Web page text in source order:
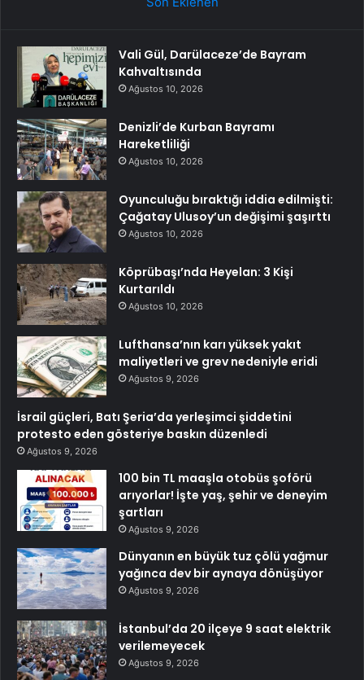
Vali Gül, Darülaceze’de Bayram
Kahvaltısında
Ağustos 10, 2026
Denizli’de Kurban Bayramı
Hareketliliği
Ağustos 10, 2026
Oyunculuğu bıraktığı iddia edilmişti:
Çağatay Ulusoy’un değişimi şaşırttı
Ağustos 10, 2026
Köprübaşı’nda Heyelan: 3 Kişi
Kurtarıldı
Ağustos 10, 2026
Lufthansa’nın karı yüksek yakıt
maliyetleri ve grev nedeniyle eridi
Ağustos 9, 2026
İsrail güçleri, Batı Şeria’da yerleşimci şiddetini
protesto eden gösteriye baskın düzenledi
Ağustos 9, 2026
100 bin TL maaşla otobüs şoförü
arıyorlar! İşte yaş, şehir ve deneyim
şartları
Ağustos 9, 2026
Dünyanın en büyük tuz çölü yağmur
yağınca dev bir aynaya dönüşüyor
Ağustos 9, 2026
İstanbul’da 20 ilçeye 9 saat elektrik
verilemeyecek
Ağustos 9, 2026